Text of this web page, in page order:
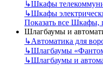
↳Шкафы
↳Шкафы
Показать все
Шлагбаумы и
↳Автоматика для
↳Шлагбаумы
↳Шлагбаумы и